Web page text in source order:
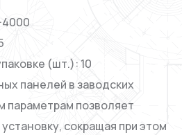
(шт.): 10
панелей в заводских
параметрам позволяет
сокращая при этом